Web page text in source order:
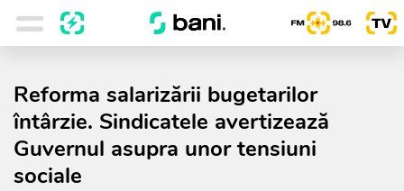
Reforma salarizării bugetarilor
întârzie. Sindicatele avertizează
Guvernul asupra unor tensiuni
sociale